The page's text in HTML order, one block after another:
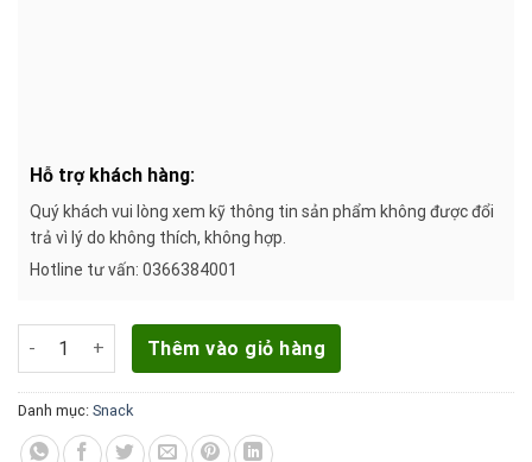
Hỗ trợ khách hàng:
Quý khách vui lòng xem kỹ thông tin sản phẩm không được đổi
trả vì lý do không thích, không hợp.
Hotline tư vấn: 0366384001
Băng vệ sinh hàng ngày Kotex Cool siêu mỏng 40 miếng số
Thêm vào giỏ hàng
Danh mục: Snack